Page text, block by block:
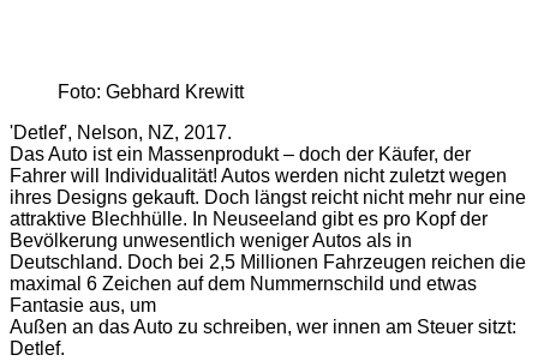
Foto: Gebhard Krewitt
'Detlef', Nelson, NZ, 2017.
Das Auto ist ein Massenprodukt – doch der Käufer, der
Fahrer will Individualität! Autos werden nicht zuletzt wegen
ihres Designs gekauft. Doch längst reicht nicht mehr nur eine
attraktive Blechhülle. In Neuseeland gibt es pro Kopf der
Bevölkerung unwesentlich weniger Autos als in
Deutschland. Doch bei 2,5 Millionen Fahrzeugen reichen die
maximal 6 Zeichen auf dem Nummernschild und etwas
Fantasie aus, um
Außen an das Auto zu schreiben, wer innen am Steuer sitzt:
Detlef.